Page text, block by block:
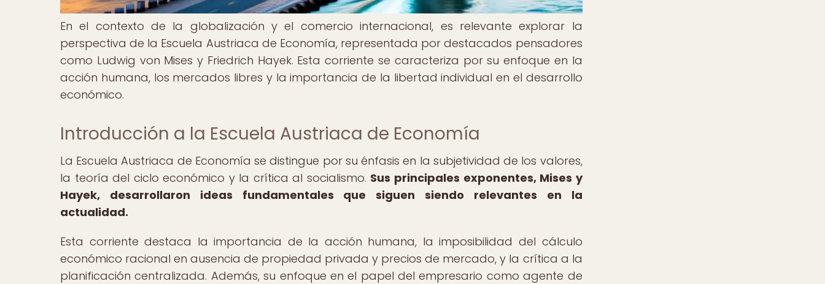
En el contexto de la globalización y el comercio internacional, es relevante explorar la
perspectiva de la Escuela Austriaca de Economía, representada por destacados pensadores
como Ludwig von Mises y Friedrich Hayek. Esta corriente se caracteriza por su enfoque en la
acción humana, los mercados libres y la importancia de la libertad individual en el desarrollo
económico.
Introducción a la Escuela Austriaca de Economía
La Escuela Austriaca de Economía se distingue por su énfasis en la subjetividad de los valores,
la teoría del ciclo económico y la crítica al socialismo. Sus principales exponentes, Mises y
Hayek, desarrollaron ideas fundamentales que siguen siendo relevantes en la
actualidad.
Esta corriente destaca la importancia de la acción humana, la imposibilidad del cálculo
económico racional en ausencia de propiedad privada y precios de mercado, y la crítica a la
planificación centralizada. Además, su enfoque en el papel del empresario como agente de